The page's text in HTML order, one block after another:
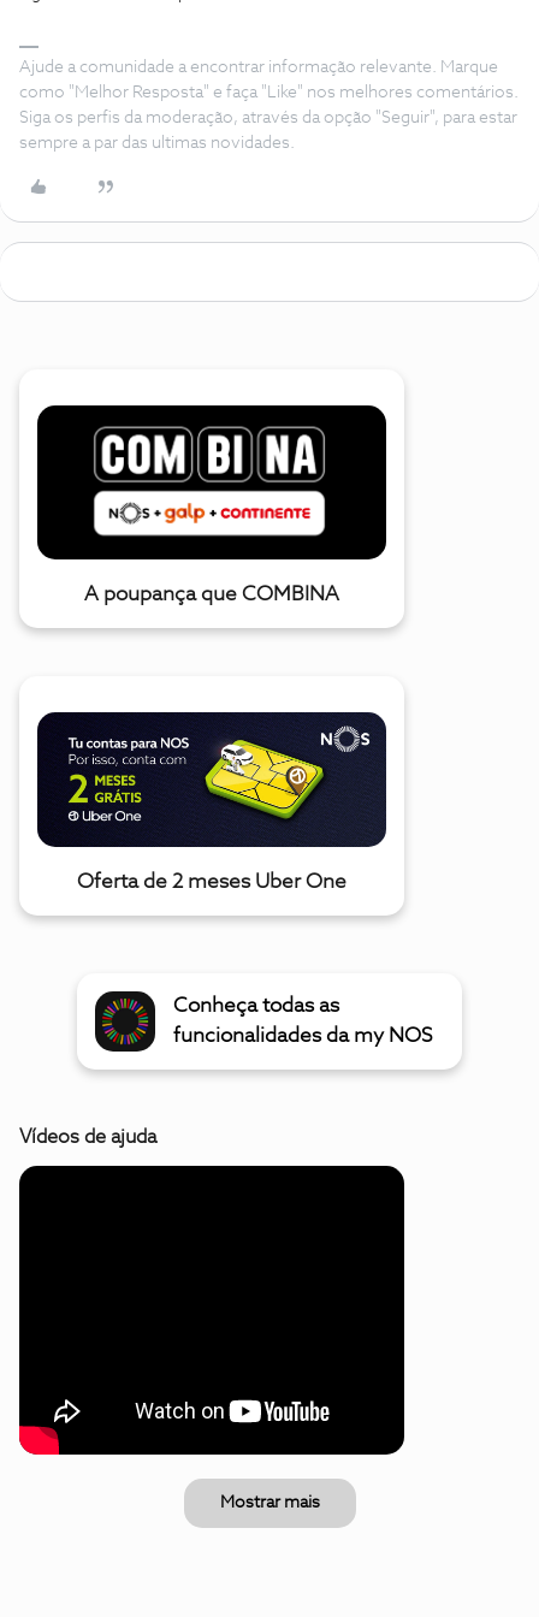
Ajude a comunidade a encontrar informação relevante. Marque
como "Melhor Resposta" e faça "Like" nos melhores comentários.
Siga os perfis da moderação, através da opção "Seguir", para estar
sempre a par das ultimas novidades.
A poupança que COMBINA
Oferta de 2 meses Uber One
Conheça todas as
funcionalidades da my NOS
Vídeos de ajuda
Mostrar mais